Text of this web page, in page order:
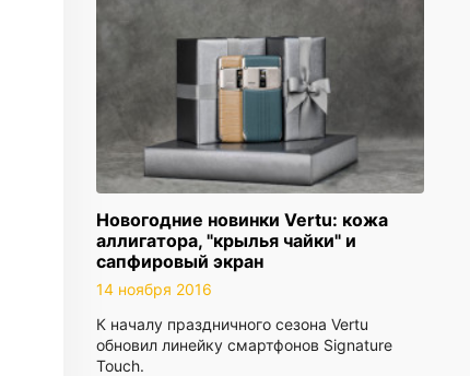
Новогодние новинки Vertu: кожа
аллигатора, "крылья чайки" и
сапфировый экран
14 ноября 2016
К началу праздничного сезона Vertu
обновил линейку смартфонов Signature
Touch.